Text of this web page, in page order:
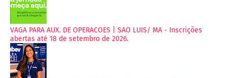
VAGA PARA AUX. DE OPERACOES | SAO LUIS/ MA - Inscrições
abertas até 18 de setembro de 2026.